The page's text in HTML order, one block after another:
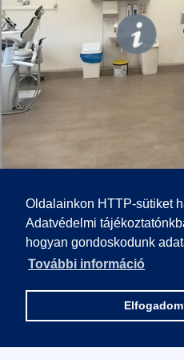
Oldalainkon HTTP-sütiket
Adatvédelmi
hogyan gondoskodunk
További információ
Elfogadom